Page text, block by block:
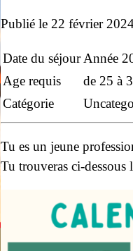
Publié le 22 février
Date du séjour Année
Age requis
de 25 à
Catégorie
Tu es un jeune
Tu trouveras ci-dessous